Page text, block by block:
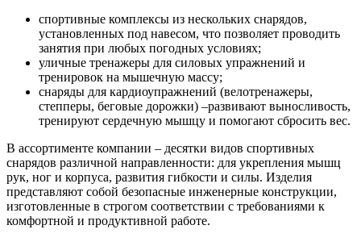
спортивные комплексы из нескольких снарядов,
установленных под навесом, что позволяет проводить
занятия при любых погодных условиях;
уличные тренажеры для силовых упражнений и
тренировок на мышечную массу;
снаряды для кардиоупражнений (велотренажеры,
степперы, беговые дорожки) –развивают выносливость,
тренируют сердечную мышцу и помогают сбросить вес.
В ассортименте компании – десятки видов спортивных
снарядов различной направленности: для укрепления мышц
рук, ног и корпуса, развития гибкости и силы. Изделия
представляют собой безопасные инженерные конструкции,
изготовленные в строгом соответствии с требованиями к
комфортной и продуктивной работе.